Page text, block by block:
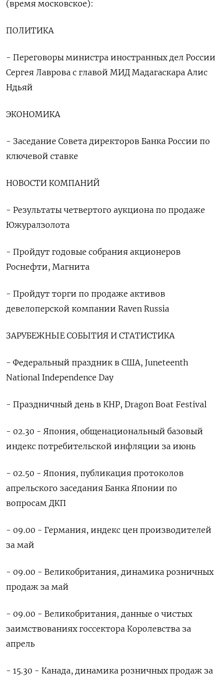
(время московское):
ПОЛИТИКА
- ‌Переговоры министра иностранных дел России
Сергея Лаврова с главой МИД Мадагаскара Алис
Ндьяй
ЭКОНОМИКА
- Заседание ​Совета директоров ​Банка ​России по
⁠ключевой ставке
НОВОСТИ КОМПАНИЙ
- Результаты ‌четвертого аукциона по ‌продаже
Южуралзолота
- Пройдут годовые собрания акционеров
Роснефти, ​Магнита
- Пройдут торги по ‌продаже активов
девелоперской компании Raven Russia
ЗАРУБЕЖНЫЕ СОБЫТИЯ ​И СТАТИСТИКА
- Федеральный праздник в ‌США, Juneteenth
National Independence Day
- Праздничный день в КНР, Dragon Boat ​Festival
- 02.30 - ​Япония, ‌общенациональный базовый
индекс потребительской инфляции за июнь
- ​02.50 - Япония, публикация протоколов
апрельского заседания Банка Японии по
вопросам ДКП
- 09.00 - Германия, индекс цен производителей
за май
- 09.00 - Великобритания, динамика розничных
продаж ​за май
- ⁠09.00 - Великобритания, данные о чистых
заимствованиях госсектора Королевства за
‌апрель
- 15.30 - Канада, динамика ‌розничных продаж за